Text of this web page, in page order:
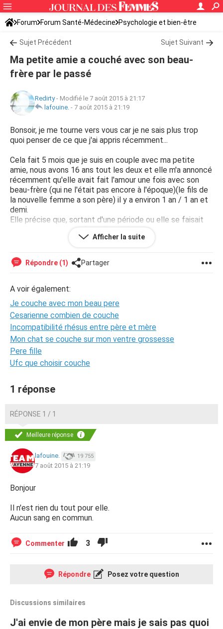
Forum Forum Santé-Médecine Psychologie et bien-être
Sujet Précédent Sujet Suivant
Ma petite amie a couché avec son beau-
frère par le passé
Redirty- Modifié le 7 août 2015 à 21:17
lafouine. - 7 août 2015 à 21:19
Bonsoir, je me tourne vers vous car je ne sais plus trop
quoi penser de ce que j'ai appris récemment...
Cela fait 5 mois que je suis en couple avec ma petite
amie, nous avons 16 ans tout les deux et elle m'a annoncé
récemment qu'elle avait fait l'amour une fois avec son
beau-frère (qui ne l'était pas encore à l'époque)(le fils de
la nouvelle femme a son père) il y a environ 1 an / 1 an et
demi.
Elle précise que, sortant d'une période ou elle se faisait
violer pas son beau-père, elle voulait savoir ce que cela
faisait, si l'acte procurait les mêmes sensations qu'un viol.
jalousie et envisage de me tabasser.
j'arrive pas a me dire qu'elle a couché avec le tonton de
mes futurs enfants (si nous continuons notre relation ...)
J'ai besoin de vos avis, vos réactions sur ça, s'il vous plait
sa m'aiderai vraiment ...
Afficher la suite
Répondre (1) Partager
A voir également:
Je couche avec mon beau pere
Cesarienne combien de couche
Incompatibilité rhésus entre père et mère
Mon chat se couche sur mon ventre grossesse
Pere fille
Ufc que choisir couche
1 réponse
RÉPONSE 1 / 1
Meilleure réponse
lafouine. 19 755
7 août 2015 à 21:19
Bonjour
Il n'est rien du tout pour elle.
Aucun sang en commun.
Commenter 3
Répondre Posez votre question
Discussions similaires
J'ai envie de mon père mais je sais pas quoi